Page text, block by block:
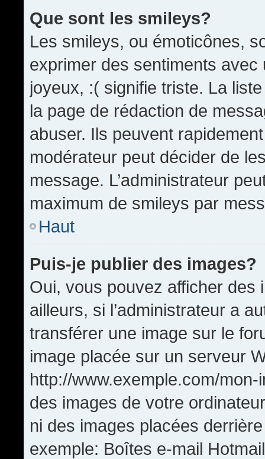
Que sont les smileys?
Les smileys, ou émoticônes,
exprimer des sentiments
joyeux, :( signifie triste. La
la page de rédaction de
abuser. Ils peuvent
modérateur peut décider de
message. L’administrateur
maximum de smileys par
Haut
Puis-je publier des images?
Oui, vous pouvez afficher
ailleurs, si l’administrateur a
transférer une image sur le
image placée sur un serveur
http://www.exemple.com/
des images de votre
ni des images placées
exemple: Boîtes e-mail